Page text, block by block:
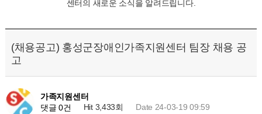
센터의 새로운 소식을 알려드립니다.
(채용공고) 홍성군장애인가족지원센터 팀장 채용 공
고
가족지원센터
댓글 0건
Hit 3,433회 Date 24-03-19 09:59